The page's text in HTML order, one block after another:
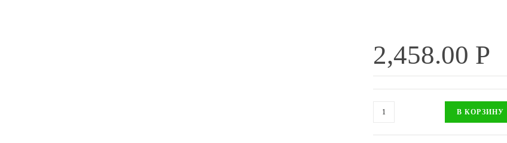
2,458.00 Р
В КОРЗИНУ